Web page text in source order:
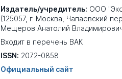
Издатель/учредитель: ООО
(125057, г. Москва, Чапаевский
Мещеров Анатолий
Входит в перечень ВАК
ISSN: 2072-0858
Официальный сайт